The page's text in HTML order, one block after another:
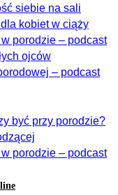
siebie na sali
kobiet w ciąży
porodzie – podcast
ojców
– podcast
być przy porodzie?
porodzie – podcast